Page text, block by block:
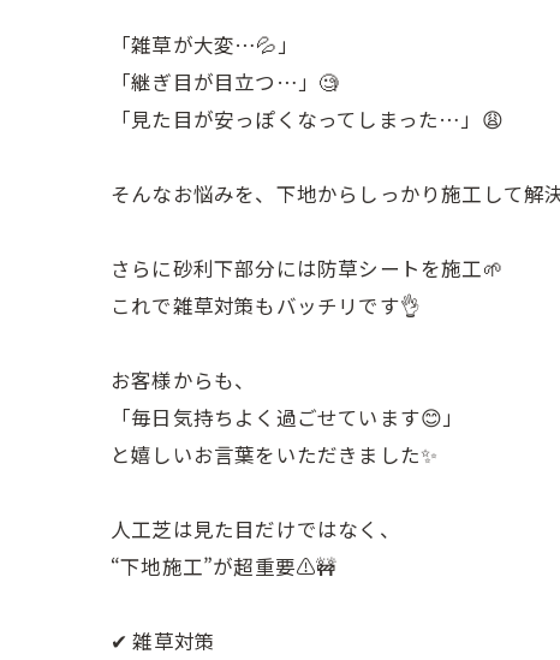
「雑草が大変…💦」
「継ぎ目が目立つ…」🧐
「見た目が安っぽくなってしまった…」😩
そんなお悩みを、下地からしっかり施工して解
さらに砂利下部分には防草シートを施工🌱
これで雑草対策もバッチリです👌
お客様からも、
「毎日気持ちよく過ごせています😊」
と嬉しいお言葉をいただきました✨
人工芝は見た目だけではなく、
“下地施工”が超重要⚠️🚧
✔ 雑草対策